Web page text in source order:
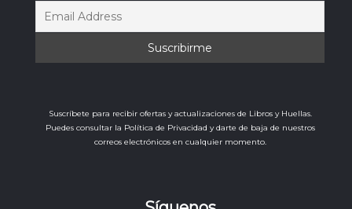
Suscríbete para recibir ofertas y actualizaciones de Libros y Huellas.
Puedes consultar la Política de Privacidad y darte de baja de nuestros
correos electrónicos en cualquier momento.